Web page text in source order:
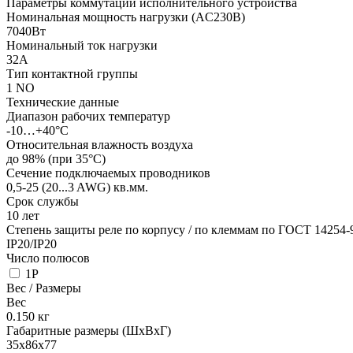
Номинальная мощность нагрузки (AC230В)
7040Вт
Номинальный ток нагрузки
32А
Тип контактной группы
1 NO
Технические данные
Диапазон рабочих температур
-10…+40°С
Относительная влажность воздуха
до 98% (при 35°С)
Сечение подключаемых проводников
0,5-25 (20...3 AWG) кв.мм.
Срок службы
10 лет
Степень защиты реле по корпусу / по клеммам по ГОСТ 14254-
IP20/IP20
Число полюсов
1P
Вес / Размеры
Вес
0.150 кг
Габаритные размеры (ШхВхГ)
35х86х77